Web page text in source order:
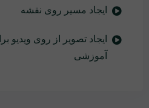
ایجاد مسیر روی نقشه
ایجاد تصویر از روی ویدیو
آموزشی